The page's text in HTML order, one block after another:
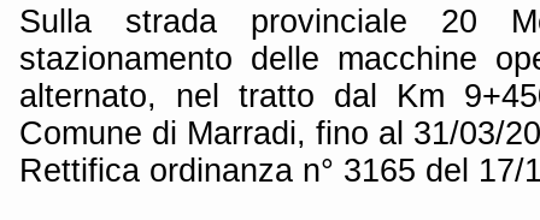
Sulla strada provinciale 20
stazionamento delle macchine
alternato, nel tratto dal Km
Comune di Marradi, fino al 31/03/
Rettifica ordinanza n° 3165 del 17/